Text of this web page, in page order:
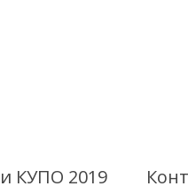
КУПО 2019